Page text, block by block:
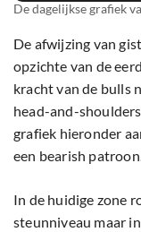
De dagelijkse grafiek
De afwijzing van
opzichte van de
kracht van de bulls
head-and-
grafiek hieronder
een bearish
In de huidige zone
steunniveau maar